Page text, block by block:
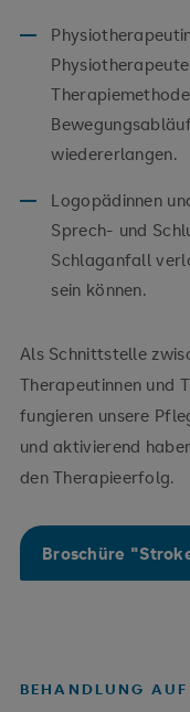
wiedererlangen.
Logopädinnen
Sprech- und
Schlaganfall
sein können.
Als Schnittstelle
Therapeutinnen und
fungieren unsere
und aktivierend
den Therapieerfolg.
Broschüre
BEHANDLUNG